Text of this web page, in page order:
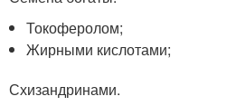
Токоферолом;
Жирными кислотами;
Схизандринами.